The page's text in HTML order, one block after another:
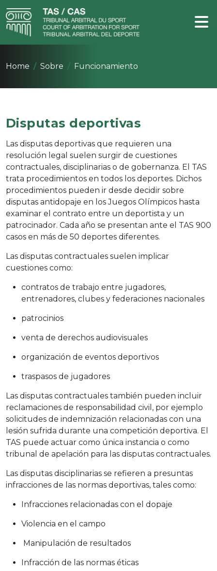
Home Sobre Funcionamiento
Disputas deportivas
Las disputas deportivas que requieren una
resolución legal suelen surgir de cuestiones
contractuales, disciplinarias o de gobernanza. El TAS
trata procedimientos en todos los deportes. Dichos
procedimientos pueden ir desde decidir sobre
disputas antidopaje en los Juegos Olímpicos hasta
examinar el contrato entre un deportista y un
patrocinador. Cada año se presentan ante el TAS 900
casos en más de 50 deportes diferentes.
Las disputas contractuales suelen implicar
cuestiones como:
contratos de trabajo entre jugadores,
entrenadores, clubes y federaciones nacionales
patrocinios
venta de derechos audiovisuales
organización de eventos deportivos
traspasos de jugadores
Las disputas contractuales también pueden incluir
reclamaciones de responsabilidad civil, por ejemplo
solicitudes de indemnización relacionadas con una
lesión sufrida durante una competición deportiva. El
TAS puede actuar como única instancia o como
tribunal de apelación para las disputas contractuales.
Las disputas disciplinarias se refieren a presuntas
infracciones de las normas deportivas, tales como:
Infracciones relacionadas con el dopaje
Violencia en el campo
Manipulación de resultados
Infracción de las normas éticas